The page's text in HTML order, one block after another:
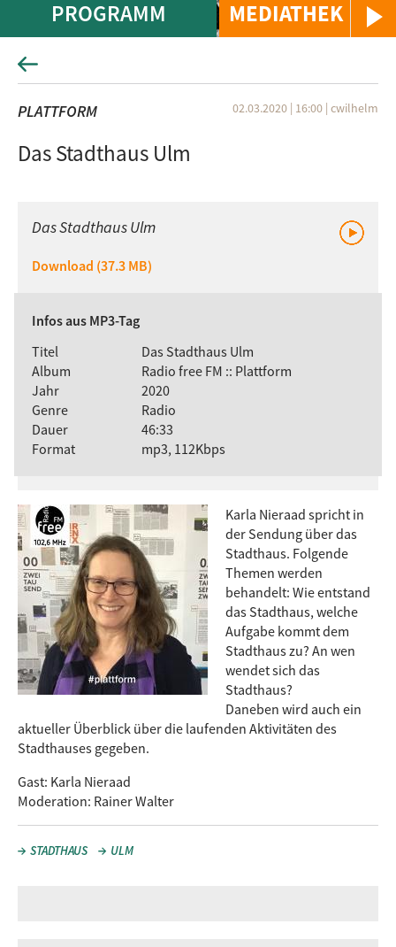
MEDIATHEK
PROGRAMM
PLATTFORM 02.03.2020 | 16:00 | cwilhelm
Das Stadthaus Ulm
Das Stadthaus Ulm
Download (37.3 MB)
Infos aus MP3-Tag
Titel
Das Stadthaus Ulm
Album
Radio free FM :: Plattform
Jahr
2020
Genre
Radio
Dauer
46:33
Format
mp3, 112Kbps
Karla Nieraad spricht in
der Sendung über das
Stadthaus. Folgende
Themen werden
behandelt: Wie entstand
das Stadthaus, welche
Aufgabe kommt dem
Stadthaus zu? An wen
wendet sich das
Stadthaus?
Daneben wird auch ein
aktueller Überblick über die laufenden Aktivitäten des
Stadthauses gegeben.
Gast: Karla Nieraad
Moderation: Rainer Walter
STADTHAUS ULM